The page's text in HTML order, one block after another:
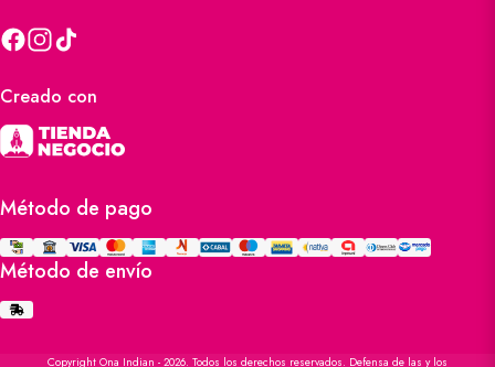
Creado con
Método de pago
Método de envío
Copyright Ona Indian - 2026. Todos los derechos reservados. Defensa de las y los